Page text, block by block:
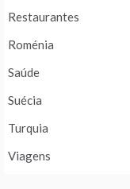
Restaurantes
Roménia
Saúde
Suécia
Turquia
Viagens